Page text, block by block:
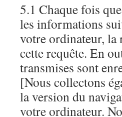
5.1 Chaque fois
les informations
votre ordinateur, la
cette requête. En
transmises sont
[Nous collectons
la version du
votre ordinateur.